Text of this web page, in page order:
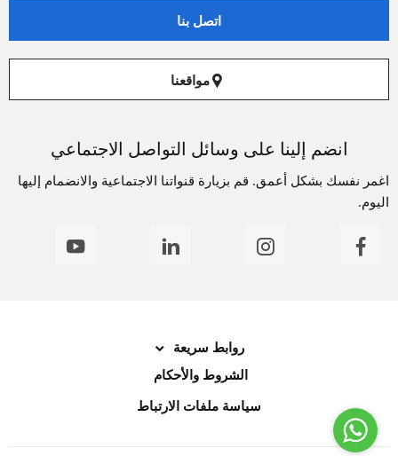
اتصل بنا
مواقعنا
انضم إلينا على وسائل التواصل الاجتماعي
اغمر نفسك بشكل أعمق. قم بزيارة قنواتنا الاجتماعية والانضمام إليها
اليوم.
روابط سريعة
الشروط والأحكام
سياسة ملفات الارتباط